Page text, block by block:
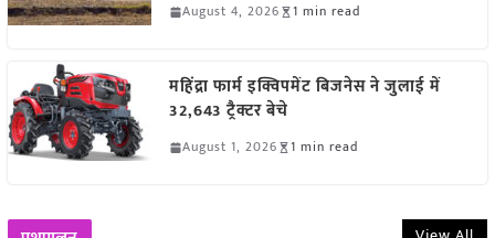
August 4, 2026 1 min read
महिंद्रा फार्म इक्विपमेंट बिजनेस ने जुलाई में
32,643 ट्रैक्टर बेचे
August 1, 2026 1 min read